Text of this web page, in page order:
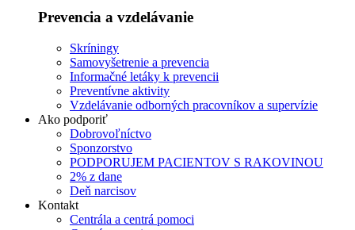
Prevencia a vzdelávanie
Skríningy
Samovyšetrenie a prevencia
Informačné letáky k prevencii
Preventívne aktivity
Vzdelávanie odborných pracovníkov a supervízie
Ako podporiť
Dobrovoľníctvo
Sponzorstvo
PODPORUJEM PACIENTOV S RAKOVINOU
2% z dane
Deň narcisov
Kontakt
Centrála a centrá pomoci